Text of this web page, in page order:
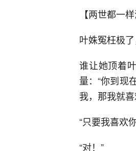
【两世都一
叶姝冤枉极
谁让她顶着
量：“你到现
我，那我就
“只要我喜欢
“对！”